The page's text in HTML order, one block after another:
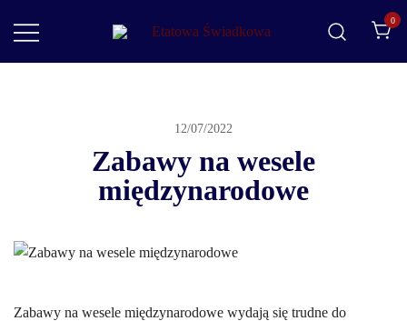
Etatowa Świadkowa
– ślub i wesele na Waszych zasadach
0
12/07/2022
Zabawy na wesele
międzynarodowe
Zabawy na wesele międzynarodowe wydają się trudne do